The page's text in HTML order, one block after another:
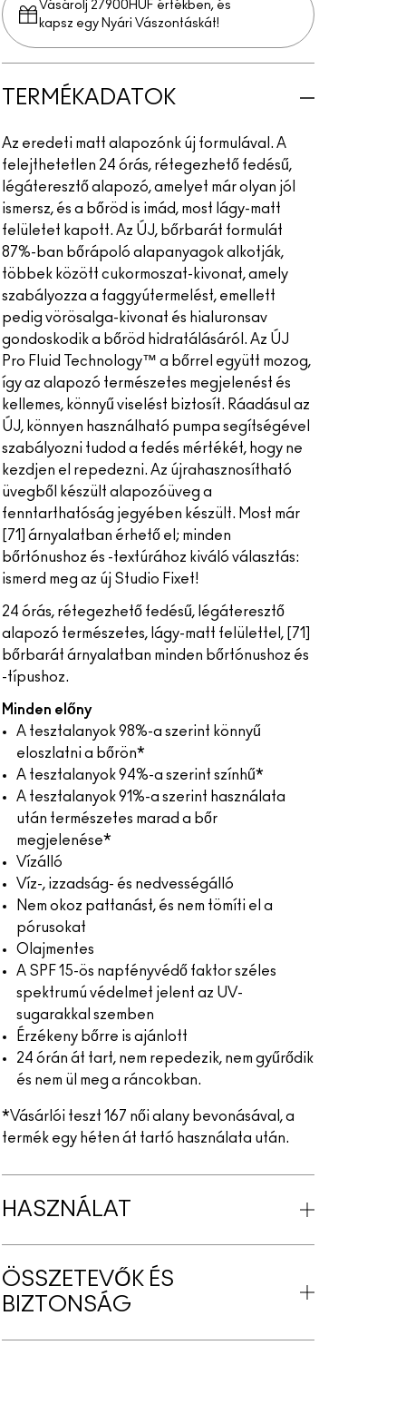
Vásárolj 27900HUF értékben, és
kapsz egy Nyári Vászontáskát!
TERMÉKADATOK
Az eredeti matt alapozónk új formulával. A
felejthetetlen 24 órás, rétegezhető fedésű,
légáteresztő alapozó, amelyet már olyan jól
ismersz, és a bőröd is imád, most lágy-matt
felületet kapott. Az ÚJ, bőrbarát formulát
87%-ban bőrápoló alapanyagok alkotják,
többek között cukormoszat-kivonat, amely
szabályozza a faggyútermelést, emellett
pedig vörösalga-kivonat és hialuronsav
gondoskodik a bőröd hidratálásáról. Az ÚJ
Pro Fluid Technology™ a bőrrel együtt mozog,
így az alapozó természetes megjelenést és
kellemes, könnyű viselést biztosít. Ráadásul az
ÚJ, könnyen használható pumpa segítségével
szabályozni tudod a fedés mértékét, hogy ne
kezdjen el repedezni. Az újrahasznosítható
üvegből készült alapozóüveg a
fenntarthatóság jegyében készült. Most már
[71] árnyalatban érhető el; minden
bőrtónushoz és -textúrához kiváló választás:
ismerd meg az új Studio Fixet!
24 órás, rétegezhető fedésű, légáteresztő
alapozó természetes, lágy-matt felülettel, [71]
bőrbarát árnyalatban minden bőrtónushoz és
-típushoz.
Minden előny
A tesztalanyok 98%-a szerint könnyű
eloszlatni a bőrön*
A tesztalanyok 94%-a szerint színhű*
A tesztalanyok 91%-a szerint használata
után természetes marad a bőr
megjelenése*
Vízálló
Víz-, izzadság- és nedvességálló
Nem okoz pattanást, és nem tömíti el a
pórusokat
Olajmentes
A SPF 15-ös napfényvédő faktor széles
spektrumú védelmet jelent az UV-
sugarakkal szemben
Érzékeny bőrre is ajánlott
24 órán át tart, nem repedezik, nem gyűrődik
és nem ül meg a ráncokban.
*Vásárlói teszt 167 női alany bevonásával, a
termék egy héten át tartó használata után.
HASZNÁLAT
ÖSSZETEVŐK ÉS
BIZTONSÁG